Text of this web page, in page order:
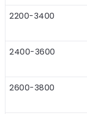
2200-3400
2400-3600
2600-3800